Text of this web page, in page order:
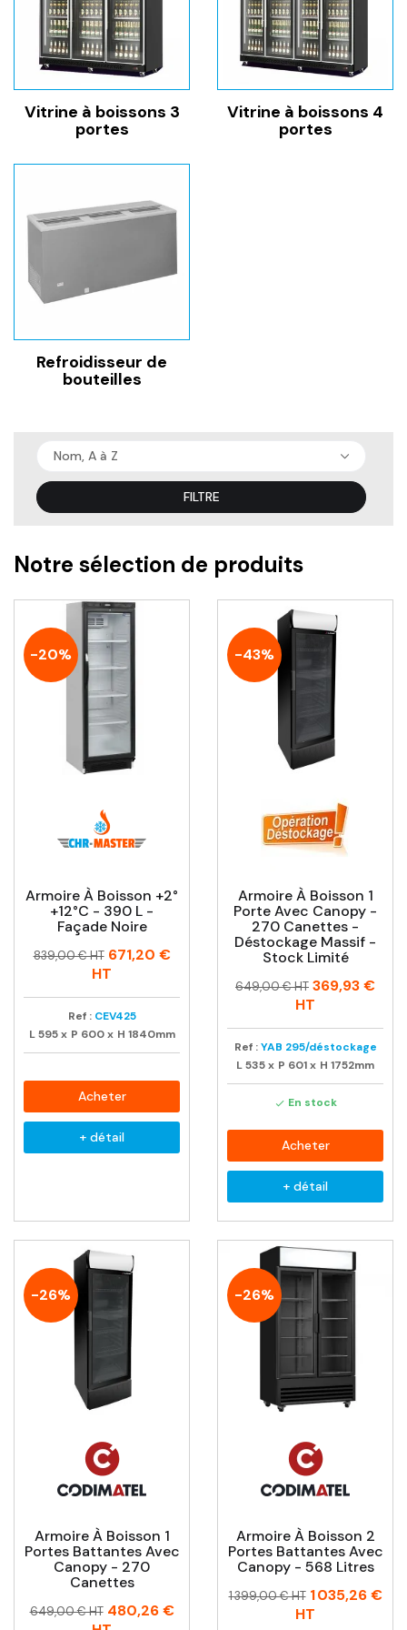
Vitrine à boissons 3
portes
Vitrine à boissons 4
portes
Refroidisseur de
bouteilles
Nom, A à Z
FILTRE
Notre sélection de produits
-20%
Armoire À Boisson +2°
+12°C - 390 L -
Façade Noire
Prix
Prix
839,00 € HT 671,20 €
HT
Ref : CEV425
L 595 x P 600 x H 1840mm
Acheter
+ détail
-43%
Armoire À Boisson 1
Porte Avec Canopy -
270 Canettes -
Déstockage Massif -
Stock Limité
Prix
Prix
649,00 € HT 369,93 €
HT
Ref : YAB 295/déstockage
L535x P 601x H 1752mm
 En stock
Acheter
+ détail
-26%
Armoire À Boisson 1
Portes Battantes Avec
Canopy - 270
Canettes
Prix
Prix
649,00 € HT 480,26 €
-26%
Armoire À Boisson 2
Portes Battantes Avec
Canopy - 568 Litres
Prix
Prix
1 399,00 € HT 1 035,26 €
HT